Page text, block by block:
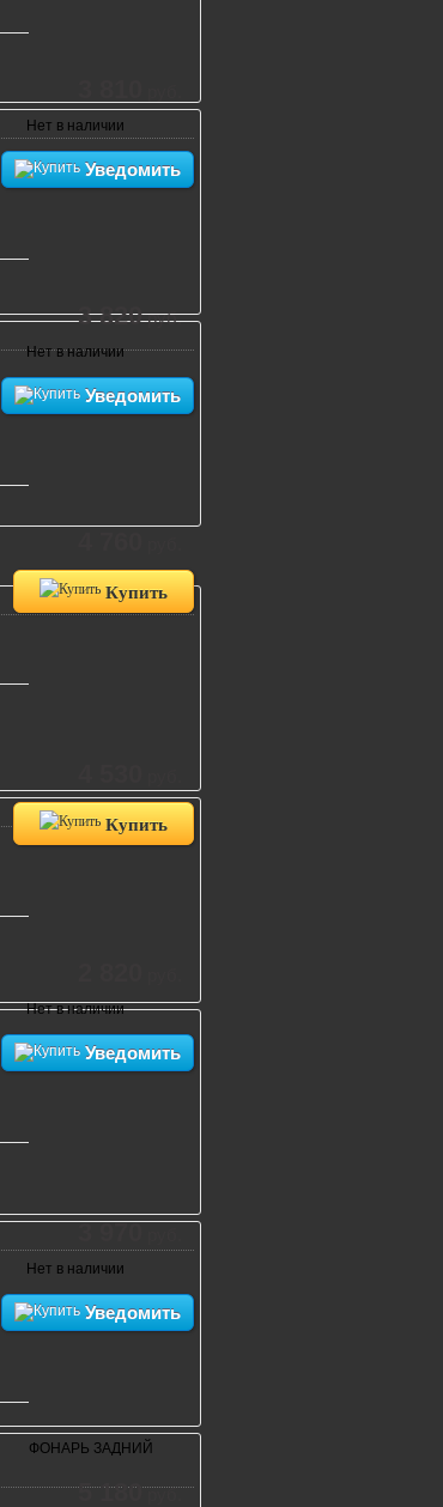
Нет в наличии
Уведомить
3 820руб.
Нет в наличии
Уведомить
Купить
Купить
Нет в наличии
Уведомить
3 970
Нет в наличии
Уведомить
5 180 руб.
ФОНАРЬ ЗАДНИЙ